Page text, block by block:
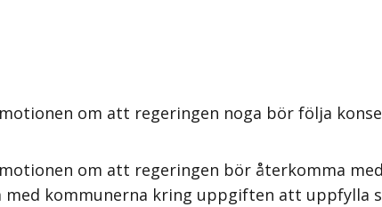
om att regeringen noga bör följa
om att regeringen bör återkomma
kommunerna kring uppgiften att